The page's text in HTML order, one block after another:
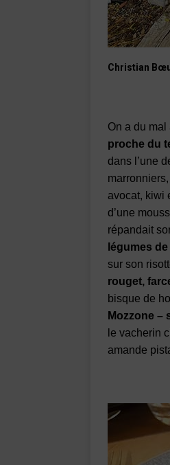
Christian
On a du
proche du
dans l’une
avocat, kiwi
d’une
répandait
légumes
sur son
rouget,
bisque de
Mozzone –
le vacherin
amande